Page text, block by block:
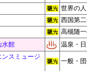
世界の
西国第
高槻随
館
温泉・
スミュージ
一般・